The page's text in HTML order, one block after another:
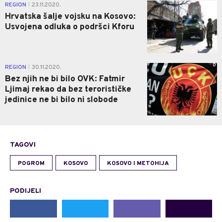
REGION 23.11.2020.
Hrvatska šalje vojsku na Kosovo:
Usvojena odluka o podršci Kforu
REGION 30.11.2020.
Bez njih ne bi bilo OVK: Fatmir
Ljimaj rekao da bez terorističke
jedinice ne bi bilo ni slobode
0
TAGOVI
POGROM KOSOVO KOSOVO I METOHIJA
PODIJELI